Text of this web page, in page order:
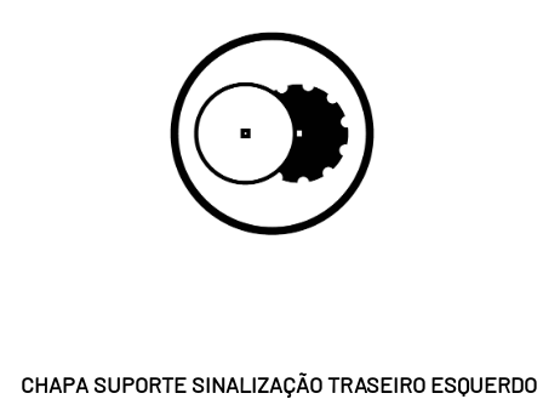
CHAPA SUPORTE SINALIZAÇÃO TRASEIRO ESQUERDO